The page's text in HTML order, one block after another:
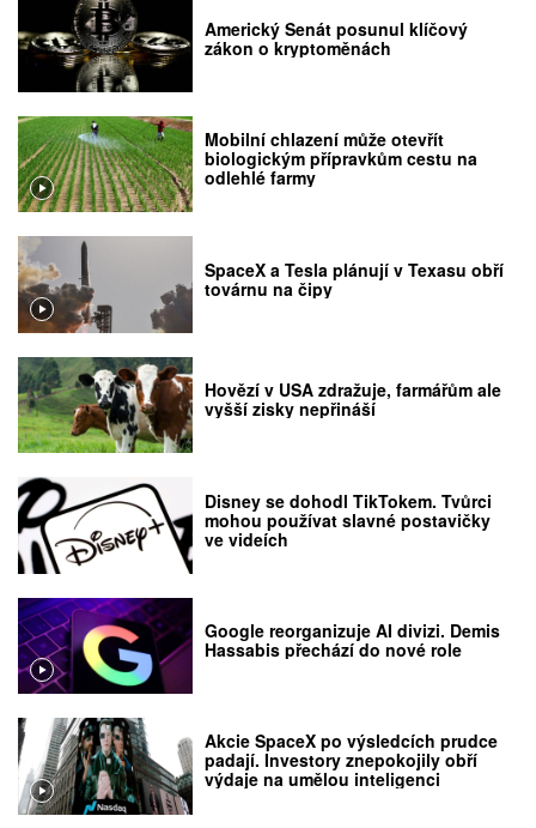
Americký Senát posunul klíčový
zákon o kryptoměnách
Mobilní chlazení může otevřít
biologickým přípravkům cestu na
odlehlé farmy
SpaceX a Tesla plánují v Texasu obří
továrnu na čipy
Hovězí v USA zdražuje, farmářům ale
vyšší zisky nepřináší
Disney se dohodl TikTokem. Tvůrci
mohou používat slavné postavičky
ve videích
Google reorganizuje AI divizi. Demis
Hassabis přechází do nové role
Akcie SpaceX po výsledcích prudce
padají. Investory znepokojily obří
výdaje na umělou inteligenci